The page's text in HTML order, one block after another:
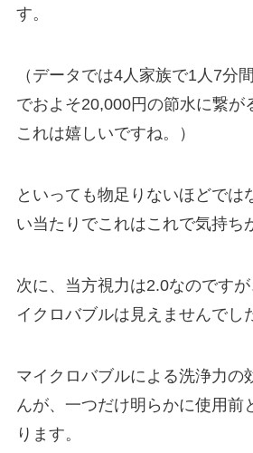
す。
（データでは4人家族で1人7分
でおよそ20,000円の節水に繋が
これは嬉しいですね。）
といっても物足りないほどでは
い当たりでこれはこれで気持ち
次に、当方視力は2.0なのです
イクロバブルは見えませんでし
マイクロバブルによる洗浄力の
んが、一つだけ明らかに使用前
ります。